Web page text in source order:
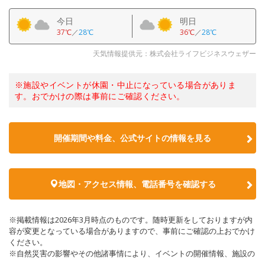
今日
37℃／28℃
明日
36℃／28℃
天気情報提供元：株式会社ライフビジネスウェザー
※施設やイベントが休園・中止になっている場合がありま
す。おでかけの際は事前にご確認ください。
開催期間や料金、公式サイトの情報を見る
地図・アクセス情報、電話番号を確認する
※掲載情報は2026年3月時点のものです。随時更新をしておりますが内
容が変更となっている場合がありますので、事前にご確認の上おでかけ
ください。
※自然災害の影響やその他諸事情により、イベントの開催情報、施設の